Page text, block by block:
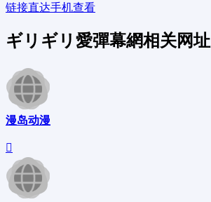
链接直达手机查看
ギリギリ愛彈幕網相关网址
漫岛动漫